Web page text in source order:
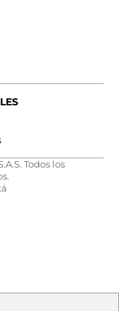
Todos los